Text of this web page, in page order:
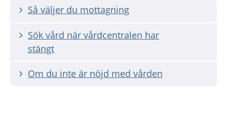
Så väljer du mottagning
Sök vård när vårdcentralen har
stängt
Om du inte är nöjd med vården